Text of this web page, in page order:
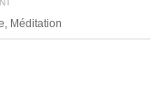
Méditation